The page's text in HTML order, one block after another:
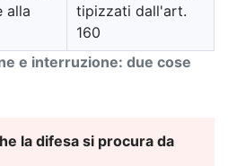
e interruzione: due cose
alla
tipizzati dall'art.
160
la difesa si procura da